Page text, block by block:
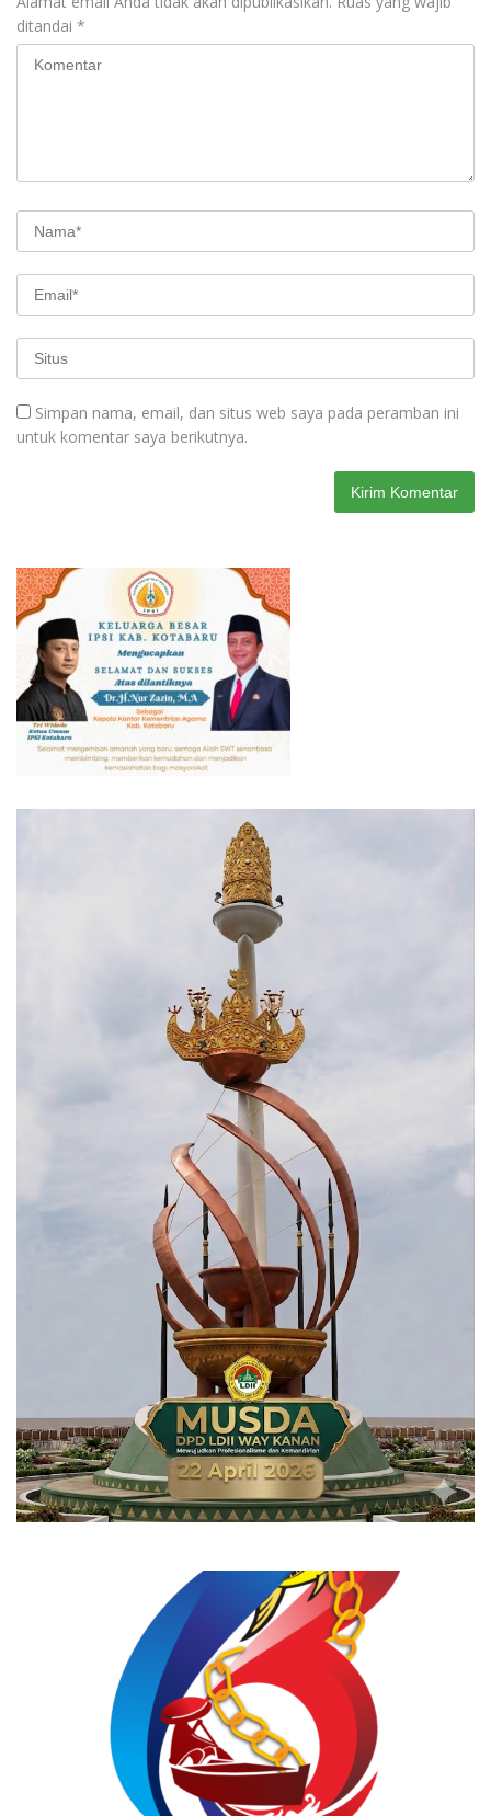
ditandai *
Simpan nama, email, dan situs web saya pada peramban ini
untuk komentar saya berikutnya.